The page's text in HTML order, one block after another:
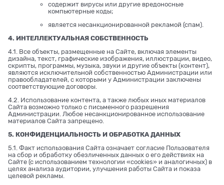
содержит вирусы или другие вредоносные
компьютерные коды;
является несанкционированной рекламой (спам).
4. ИНТЕЛЛЕКТУАЛЬНАЯ СОБСТВЕННОСТЬ
4.1. Все объекты, размещенные на Сайте, включая элементы
дизайна, текст, графические изображения, иллюстрации, видео,
скрипты, программы, музыка, звуки и другие объекты (контент),
являются исключительной собственностью Администрации или
правообладателей, с которыми у Администрации заключены
соответствующие договоры.
4.2. Использование контента, а также любых иных материалов
Сайта возможно только с письменного разрешения
Администрации. Любое несанкционированное использование
материалов Сайта запрещено.
5. КОНФИДЕНЦИАЛЬНОСТЬ И ОБРАБОТКА ДАННЫХ
5.1. Факт использования Сайта означает согласие Пользователя
на сбор и обработку обезличенных данных о его действиях на
Сайте (с использованием технологии «cookies» и аналогичных) в
целях анализа аудитории, улучшения работы Сайта и показа
целевой рекламы.